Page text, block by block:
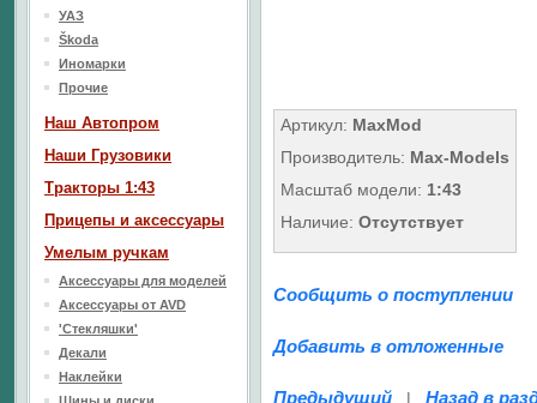
Артикул: MaxMod
Производитель: Max-Models
Масштаб модели: 1:43
Наличие: Отсутствует
Сообщить о поступлении
Добавить в отложенные
Предыдущий | Назад в
УАЗ
Škoda
Иномарки
Прочие
Наш Aвтопром
Наши Грузовики
Тракторы 1:43
Прицепы и аксессуары
Умелым ручкам
Аксессуары для моделей
Аксессуары от AVD
'Стекляшки'
Декали
Наклейки